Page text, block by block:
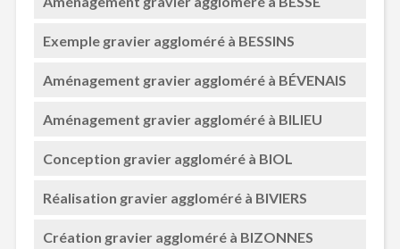
Exemple gravier aggloméré à BESSINS
Aménagement gravier aggloméré à BÉVENAIS
Aménagement gravier aggloméré à BILIEU
Conception gravier aggloméré à BIOL
Réalisation gravier aggloméré à BIVIERS
Création gravier aggloméré à BIZONNES